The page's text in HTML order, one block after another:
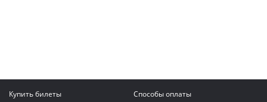
Купить билеты Способы оплаты